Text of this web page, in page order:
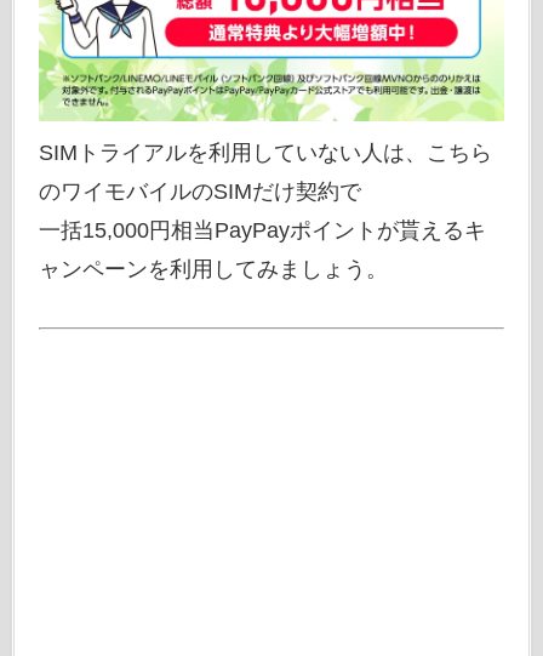
SIMトライアルを利用していない人は、こちら
のワイモバイルのSIMだけ契約で
一括15,000円相当PayPayポイントが貰えるキ
ャンペーンを利用してみましょう。